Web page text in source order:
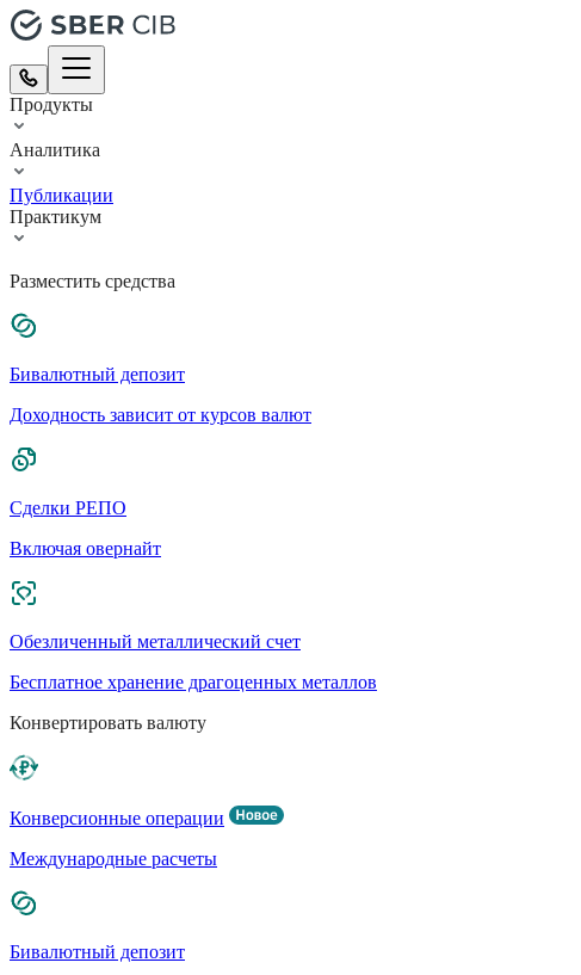
Продукты
Аналитика
Публикации
Практикум
Разместить средства
Бивалютный депозит
Доходность зависит от курсов валют
Сделки РЕПО
Включая овернайт
Обезличенный металлический счет
Бесплатное хранение драгоценных металлов
Конвертировать валюту
Конверсионные операции
Международные расчеты
Бивалютный депозит